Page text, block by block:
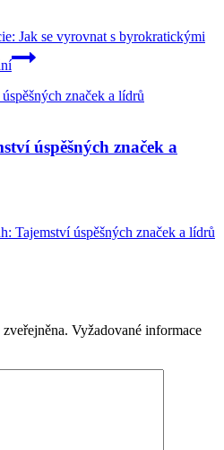
Jak se vyrovnat s byrokratickými
úspěšných značek a
Tajemství úspěšných značek a lídrů
Vyžadované informace